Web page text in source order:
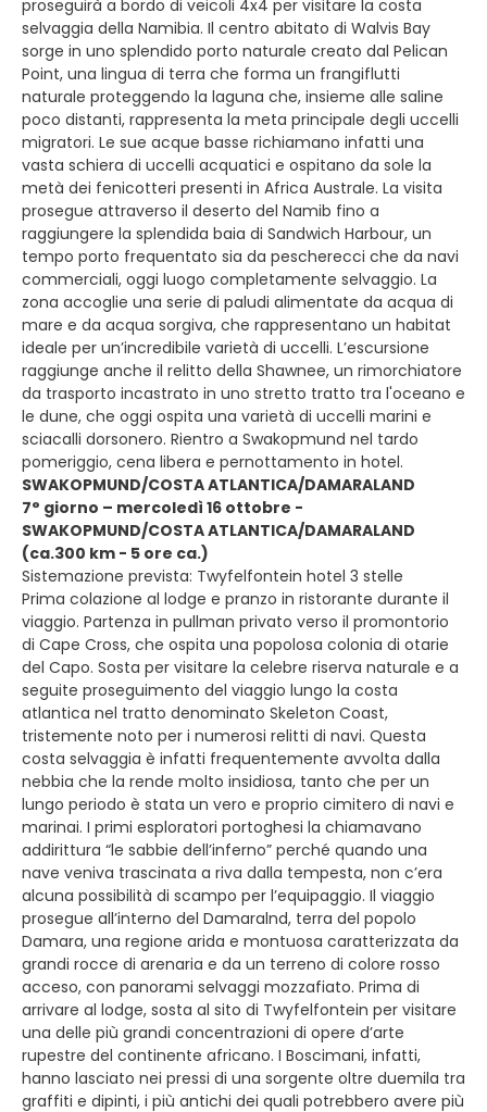
proseguirà a bordo di veicoli 4x4 per visitare la costa
selvaggia della Namibia. Il centro abitato di Walvis Bay
sorge in uno splendido porto naturale creato dal Pelican
Point, una lingua di terra che forma un frangiflutti
naturale proteggendo la laguna che, insieme alle saline
poco distanti, rappresenta la meta principale degli uccelli
migratori. Le sue acque basse richiamano infatti una
vasta schiera di uccelli acquatici e ospitano da sole la
metà dei fenicotteri presenti in Africa Australe. La visita
prosegue attraverso il deserto del Namib fino a
raggiungere la splendida baia di Sandwich Harbour, un
tempo porto frequentato sia da pescherecci che da navi
commerciali, oggi luogo completamente selvaggio. La
zona accoglie una serie di paludi alimentate da acqua di
mare e da acqua sorgiva, che rappresentano un habitat
ideale per un’incredibile varietà di uccelli. L’escursione
raggiunge anche il relitto della Shawnee, un rimorchiatore
da trasporto incastrato in uno stretto tratto tra l'oceano e
le dune, che oggi ospita una varietà di uccelli marini e
sciacalli dorsonero. Rientro a Swakopmund nel tardo
pomeriggio, cena libera e pernottamento in hotel.
SWAKOPMUND/COSTA ATLANTICA/DAMARALAND
7° giorno – mercoledì 16 ottobre -
SWAKOPMUND/COSTA ATLANTICA/DAMARALAND
(ca.300 km - 5 ore ca.)
Sistemazione prevista: Twyfelfontein hotel 3 stelle
Prima colazione al lodge e pranzo in ristorante durante il
viaggio. Partenza in pullman privato verso il promontorio
di Cape Cross, che ospita una popolosa colonia di otarie
del Capo. Sosta per visitare la celebre riserva naturale e a
seguite proseguimento del viaggio lungo la costa
atlantica nel tratto denominato Skeleton Coast,
tristemente noto per i numerosi relitti di navi. Questa
costa selvaggia è infatti frequentemente avvolta dalla
nebbia che la rende molto insidiosa, tanto che per un
lungo periodo è stata un vero e proprio cimitero di navi e
marinai. I primi esploratori portoghesi la chiamavano
addirittura “le sabbie dell’inferno” perché quando una
nave veniva trascinata a riva dalla tempesta, non c’era
alcuna possibilità di scampo per l’equipaggio. Il viaggio
prosegue all’interno del Damaralnd, terra del popolo
Damara, una regione arida e montuosa caratterizzata da
grandi rocce di arenaria e da un terreno di colore rosso
acceso, con panorami selvaggi mozzafiato. Prima di
arrivare al lodge, sosta al sito di Twyfelfontein per visitare
una delle più grandi concentrazioni di opere d’arte
rupestre del continente africano. I Boscimani, infatti,
hanno lasciato nei pressi di una sorgente oltre duemila tra
graffiti e dipinti, i più antichi dei quali potrebbero avere più